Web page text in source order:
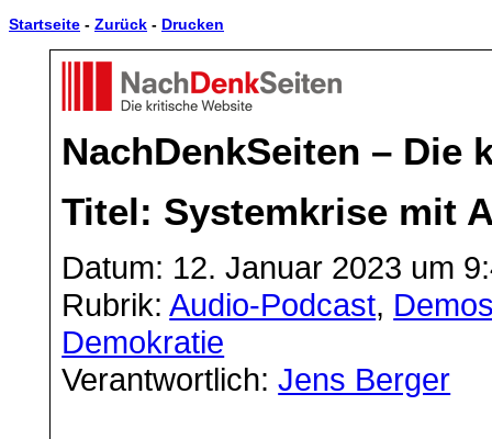
Startseite - Zurück - Drucken
NachDenkSeiten – Die
Titel: Systemkrise mit
Datum: 12. Januar 2023 um
Rubrik:Audio-Podcast,
Demokratie
Verantwortlich:Jens Berger